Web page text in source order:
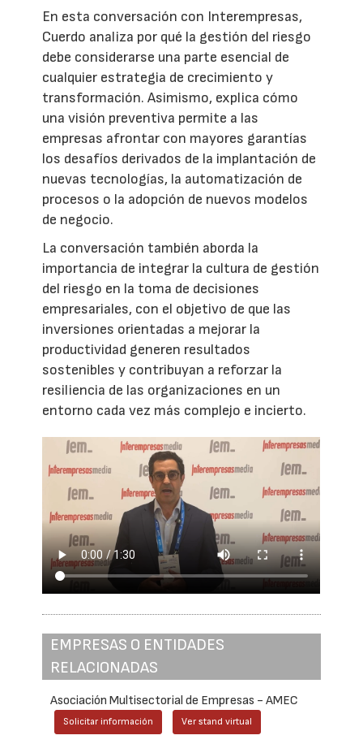
En esta conversación con Interempresas,
Cuerdo analiza por qué la gestión del riesgo
debe considerarse una parte esencial de
cualquier estrategia de crecimiento y
transformación. Asimismo, explica cómo
una visión preventiva permite a las
empresas afrontar con mayores garantías
los desafíos derivados de la implantación de
nuevas tecnologías, la automatización de
procesos o la adopción de nuevos modelos
de negocio.
La conversación también aborda la
importancia de integrar la cultura de gestión
del riesgo en la toma de decisiones
empresariales, con el objetivo de que las
inversiones orientadas a mejorar la
productividad generen resultados
sostenibles y contribuyan a reforzar la
resiliencia de las organizaciones en un
entorno cada vez más complejo e incierto.
EMPRESAS O ENTIDADES
RELACIONADAS
Asociación Multisectorial de Empresas - AMEC
Solicitar información Ver stand virtual